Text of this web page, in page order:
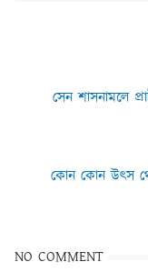
সেন শাসনামলে
কোন কোন উৎস
NO COMMENT